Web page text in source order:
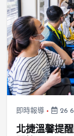
即時報導 26
北捷溫馨提